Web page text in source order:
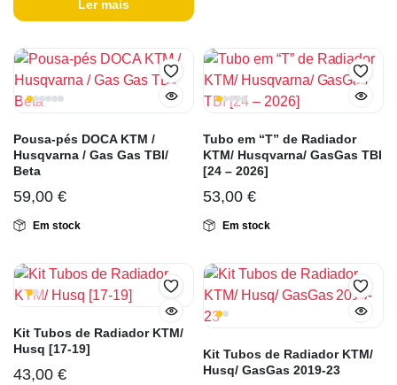
Ler mais
Pousa-pés DOCA KTM /
Husqvarna / Gas Gas TBI/
Beta
59,00 €
Em stock
Tubo em “T” de Radiador
KTM/ Husqvarna/ GasGas TBI
[24 – 2026]
53,00 €
Em stock
Kit Tubos de Radiador KTM/
Husq [17-19]
43,00 €
Kit Tubos de Radiador KTM/
Husq/ GasGas 2019-23